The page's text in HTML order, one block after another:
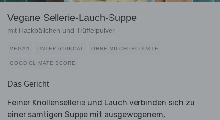
Vegane Sellerie-Lauch-Suppe
mit Hackbällchen und Trüffelpulver
VEGAN UNTER 650KCAL OHNE MILCHPRODUKTE
GOOD CLIMATE SCORE
Das Gericht
Feiner Knollensellerie und Lauch verbinden sich zu
einer samtigen Suppe mit ausgewogenem,